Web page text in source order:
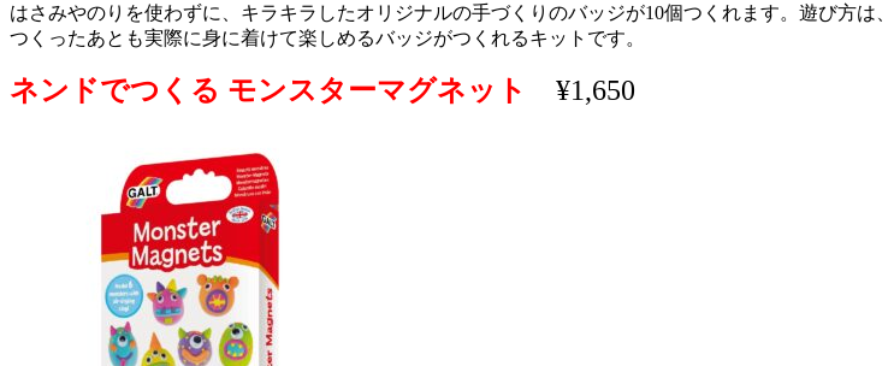
はさみやのりを使わずに、キラキラしたオリジナルの手づくりのバッジが10個つくれます。遊び方
つくったあとも実際に身に着けて楽しめるバッジがつくれるキットです。
ネンドでつくる モンスターマグネット ¥1,650